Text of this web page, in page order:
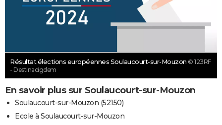
Résultat élections européennes Soulaucourt-sur-Mouzon © 123RF
- Destinacigdem
En savoir plus sur Soulaucourt-sur-Mouzon
Soulaucourt-sur-Mouzon (52150)
Ecole à Soulaucourt-sur-Mouzon